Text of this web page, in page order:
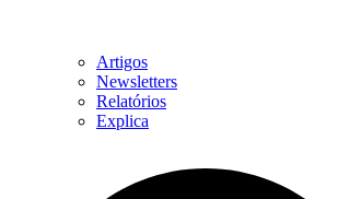
Artigos
Newsletters
Relatórios
Explica